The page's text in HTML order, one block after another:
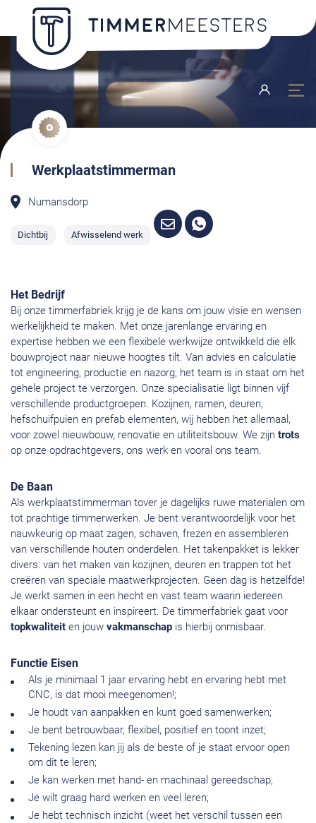
Werkplaatstimmerman
Numansdorp
Dichtbij Afwisselend werk
Het Bedrijf
Bij onze timmerfabriek krijg je de kans om jouw visie en wensen
werkelijkheid te maken. Met onze jarenlange ervaring en
expertise hebben we een flexibele werkwijze ontwikkeld die elk
bouwproject naar nieuwe hoogtes tilt. Van advies en calculatie
tot engineering, productie en nazorg, het team is in staat om het
gehele project te verzorgen. Onze specialisatie ligt binnen vijf
verschillende productgroepen. Kozijnen, ramen, deuren,
hefschuifpuien en prefab elementen, wij hebben het allemaal,
voor zowel nieuwbouw, renovatie en utiliteitsbouw. We zijn trots
op onze opdrachtgevers, ons werk en vooral ons team.
De Baan
Als werkplaatstimmerman tover je dagelijks ruwe materialen om
tot prachtige timmerwerken. Je bent verantwoordelijk voor het
nauwkeurig op maat zagen, schaven, frezen en assembleren
van verschillende houten onderdelen. Het takenpakket is lekker
divers: van het maken van kozijnen, deuren en trappen tot het
creëren van speciale maatwerkprojecten. Geen dag is hetzelfde!
Je werkt samen in een hecht en vast team waarin iedereen
elkaar ondersteunt en inspireert. De timmerfabriek gaat voor
topkwaliteit en jouw vakmanschap is hierbij onmisbaar.
Functie Eisen
Als je minimaal 1 jaar ervaring hebt en ervaring hebt met
CNC, is dat mooi meegenomen!;
Je houdt van aanpakken en kunt goed samenwerken;
Je bent betrouwbaar, flexibel, positief en toont inzet;
Tekening lezen kan jij als de beste of je staat ervoor open
om dit te leren;
Je kan werken met hand- en machinaal gereedschap;
Je wilt graag hard werken en veel leren;
Je hebt technisch inzicht (weet het verschil tussen een